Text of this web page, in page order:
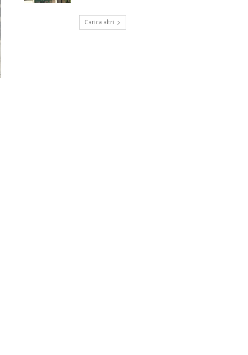
Carica altri